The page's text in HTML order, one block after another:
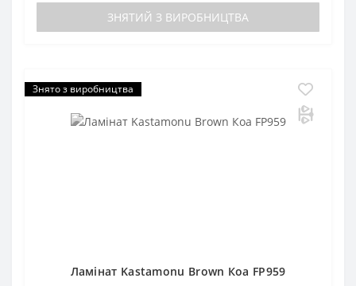
ЗНЯТИЙ З ВИРОБНИЦТВА
Знято з виробництва
Ламінат Kastamonu Brown Коа FP959